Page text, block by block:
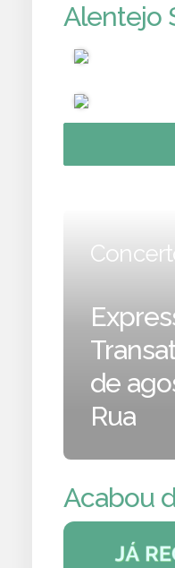
Alentejo
de
Rua
Acabou